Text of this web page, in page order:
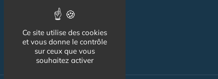
Association
NOS AUTRES SITES :
Ce site utilise des cookies
et vous donne le contrôle
sur ceux que vous
souhaitez activer